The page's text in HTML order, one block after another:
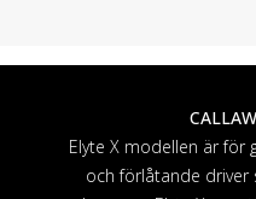
Elyte X modellen är för
och förlåtande